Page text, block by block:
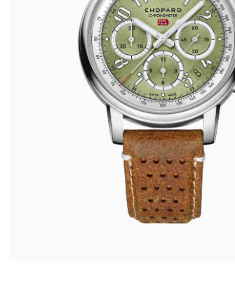
业园区星港街199号苏州中心办公楼C座22层08
解放大道686号世界贸易大厦38层09室（需提
金湖路59号地王大厦12楼1224室（需提前预约
潜山路111号万象城华润大厦B座12楼03室（需
宝洲路729号浦西万达中心写字楼A座7楼709室
东路6号华润大厦B座22层04室（需提前预约）
胜利路139号万达金融中心A座907室（需提前
西安大路727号中银大厦A座(旺进大厦)18层09
都司高架桥路33号亨特国际金融中心14楼14D
北京路928号同德昆明广场写字楼10层06室（
区中山东路39号勒泰中心写字楼B座13层07室
南关正街88号华侨城长安国际中心E座6楼10室